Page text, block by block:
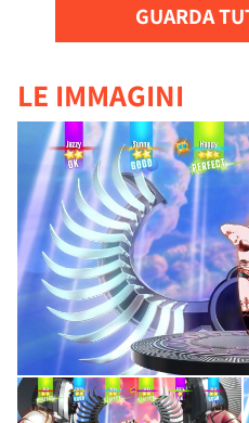
GUARDA
LE IMMAGINI